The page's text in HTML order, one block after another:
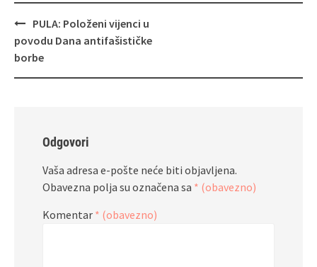
Navigacija
objava
PULA: Položeni vijenci u
povodu Dana antifašističke
borbe
Odgovori
Vaša adresa e-pošte neće biti objavljena.
Obavezna polja su označena sa * (obavezno)
Komentar * (obavezno)